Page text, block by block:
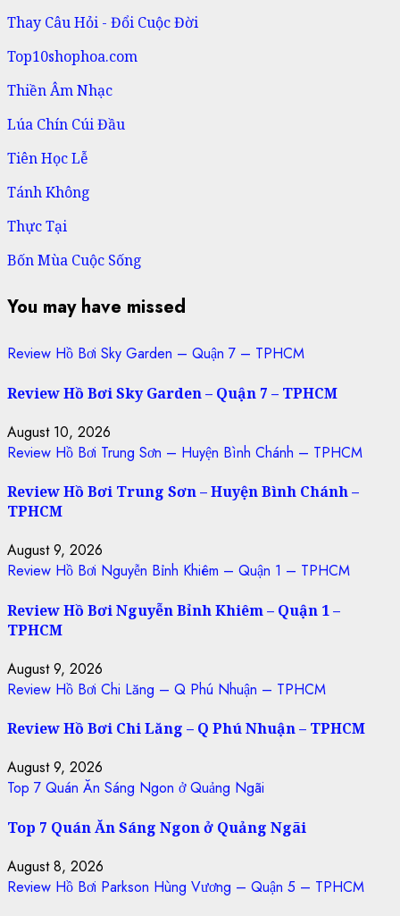
Thay Câu Hỏi - Đổi Cuộc Đời
Top10shophoa.com
Thiền Âm Nhạc
Lúa Chín Cúi Đầu
Tiên Học Lễ
Tánh Không
Thực Tại
Bốn Mùa Cuộc Sống
You may have missed
Review Hồ Bơi Sky Garden – Quận 7 – TPHCM
Review Hồ Bơi Sky Garden – Quận 7 – TPHCM
August 10, 2026
Review Hồ Bơi Trung Sơn – Huyện Bình Chánh – TPHCM
Review Hồ Bơi Trung Sơn – Huyện Bình Chánh –
TPHCM
August 9, 2026
Review Hồ Bơi Nguyễn Bỉnh Khiêm – Quận 1 – TPHCM
Review Hồ Bơi Nguyễn Bỉnh Khiêm – Quận 1 –
TPHCM
August 9, 2026
Review Hồ Bơi Chi Lăng – Q Phú Nhuận – TPHCM
Review Hồ Bơi Chi Lăng – Q Phú Nhuận – TPHCM
August 9, 2026
Top 7 Quán Ăn Sáng Ngon ở Quảng Ngãi
Top 7 Quán Ăn Sáng Ngon ở Quảng Ngãi
August 8, 2026
Review Hồ Bơi Parkson Hùng Vương – Quận 5 – TPHCM